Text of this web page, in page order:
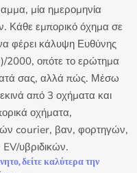
μία ημερομηνία
Κάθε εμπορικό όχημα σε
φέρει κάλυψη Ευθύνης
2000, οπότε το ερώτημα
σας, αλλά πώς. Μέσω
από 3 οχήματα και
οχήματα,
courier, βαν, φορτηγών,
υβριδικών.
δείτε καλύτερα την